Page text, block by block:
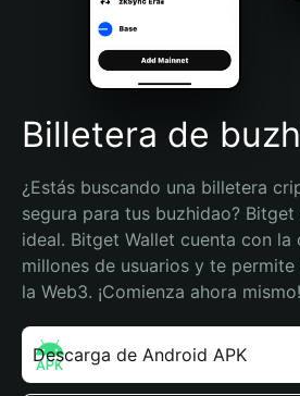
Português (Brasil)
Español (Argentina)
Billetera de
¿Estás buscando una billetera
segura para tus buzhidao?
ideal. Bitget Wallet cuenta con la
millones de usuarios y te
la Web3. ¡Comienza ahora mismo!
Descarga de Android APK